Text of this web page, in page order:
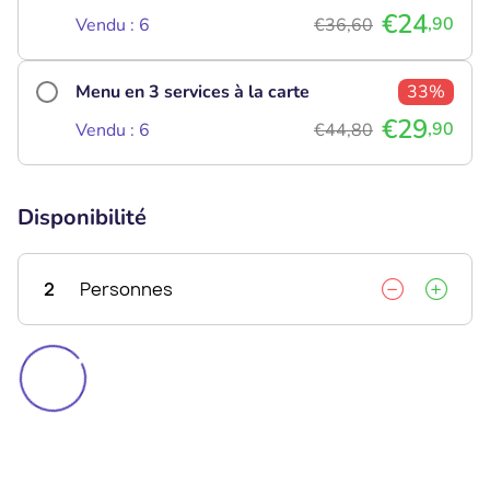
Vendu : 6 €36,60 €24,90
Menu en 3 services à la carte
33%
Vendu : 6
€44,80 €29,90
Disponibilité
2 Personnes